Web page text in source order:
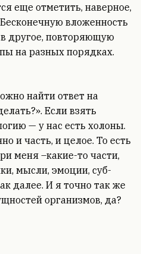
еще отметить, наверное,
вложенность
в другое, повторяющую
на разных порядках.
найти ответ на
Если взять
— у нас есть холоны.
и часть, и целое. То есть
меня –какие-то части,
мысли, эмоции, суб-
далее. И я точно так же
организмов, да?